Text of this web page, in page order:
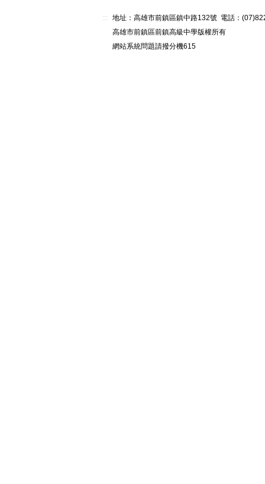
:::
地址：高雄市前鎮區鎮中路132號 電話：
高雄市前鎮區前鎮高級中學版權所有
網站系統問題請撥分機615